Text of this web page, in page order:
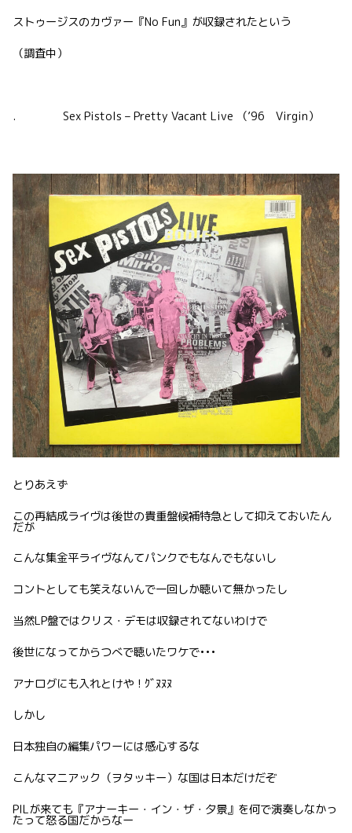
ストゥージスのカヴァー『No Fun』が収録されたという
（調査中）
. Sex Pistols – Pretty Vacant Live （’96 Virgin）
とりあえず
この再結成ライヴは後世の貴重盤候補特急として抑えておいたん
だが
こんな集金平ライヴなんてパンクでもなんでもないし
コントとしても笑えないんで一回しか聴いて無かったし
当然LP盤ではクリス・デモは収録されてないわけで
後世になってからつべで聴いたワケで•••
アナログにも入れとけや！ｸﾞﾇﾇﾇ
しかし
日本独自の編集パワーには感心するな
こんなマニアック（ヲタッキー）な国は日本だけだぞ
PILが来ても『アナーキー・イン・ザ・夕景』を何で演奏しなかっ
たって怒る国だからなー